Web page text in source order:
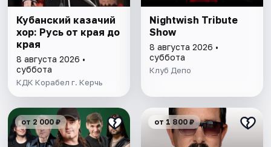
Кубанский казачий
хор: Русь от края до
края
8 августа 2026 •
суббота
КДК Корабел г. Керчь
Nightwish Tribute
Show
8 августа 2026 •
суббота
Клуб Депо
от 2 000 ₽ от 1 800 ₽